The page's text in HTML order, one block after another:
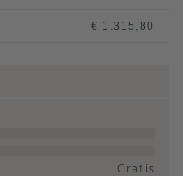
€ 1.315,80
Gratis